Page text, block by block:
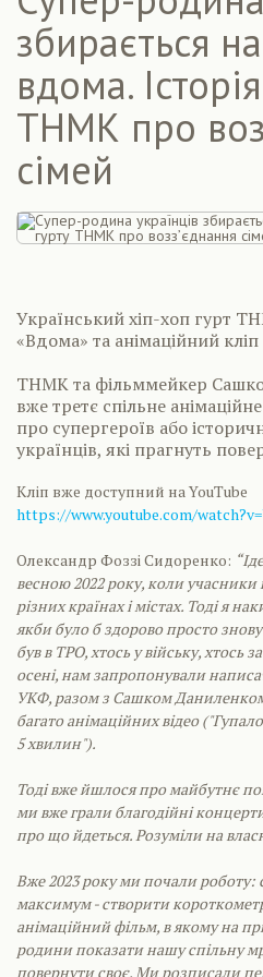
збирається
вдома.
ТНМК про
сімей
Український хіп-хоп гурт
«Вдома» та анімаційний кліп
ТНМК та фільммейкер
вже третє спільне
про супергероїв або
українців, які прагнуть
Кліп вже доступний на YouTube
https://www.youtube.com/
Олександр Фоззі Сидоренко:
весною 2022 року, коли учасники
різних країнах і містах. Тоді я
якби було б здорово просто знову
був в ТРО, хтось у війську, хтось
осені, нам запропонували
УКФ, разом з Сашком
багато анімаційних відео
5 хвилин").
Тоді вже йшлося про майбутнє
ми вже грали благодійні
про що йдеться. Розуміли на
Вже 2023 року ми почали роботу:
максимум - створити
анімаційний фільм, в якому на
родини показати нашу спільну
повернути своє. Ми розписали